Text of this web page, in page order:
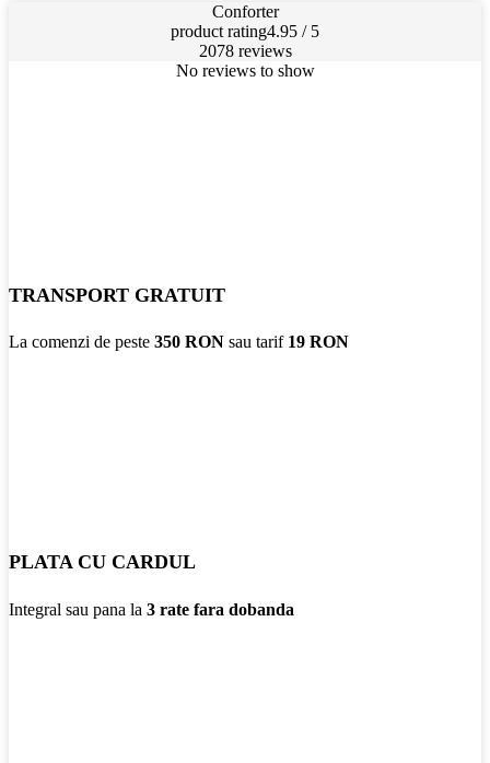
Conforter
product rating4.95 / 5
2078 reviews
No reviews to show
TRANSPORT GRATUIT
La comenzi de peste 350 RON sau tarif 19 RON
PLATA CU CARDUL
Integral sau pana la 3 rate fara dobanda